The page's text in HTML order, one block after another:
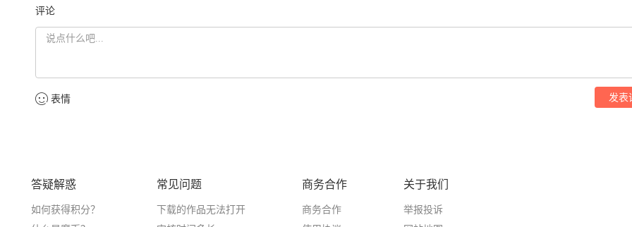
评论
发表
表情
答疑解惑
如何获得积分？
常见问题
下载的作品无法打开
商务合作
商务合作
关于我们
举报投诉